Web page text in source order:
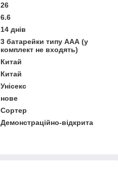
26
6.6
14 днів
3 батарейки типу ААА (у
комплект не входять)
Китай
Китай
Унісекс
нове
Сортер
Демонстраційно-відкрита